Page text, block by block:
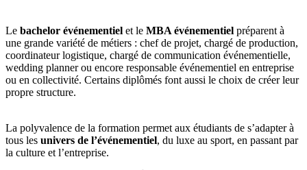
Le bachelor événementiel et le MBA événementiel préparent à
une grande variété de métiers : chef de projet, chargé de production,
coordinateur logistique, chargé de communication événementielle,
wedding planner ou encore responsable événementiel en entreprise
ou en collectivité. Certains diplômés font aussi le choix de créer leur
propre structure.
La polyvalence de la formation permet aux étudiants de s’adapter à
tous les univers de l’événementiel, du luxe au sport, en passant par
la culture et l’entreprise.